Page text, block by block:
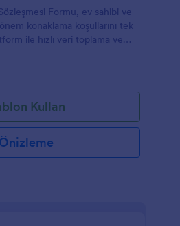
Formu, ev sahibi ve
konaklama koşullarını tek
ile hızlı veri toplama ve
Kullan
Önizleme